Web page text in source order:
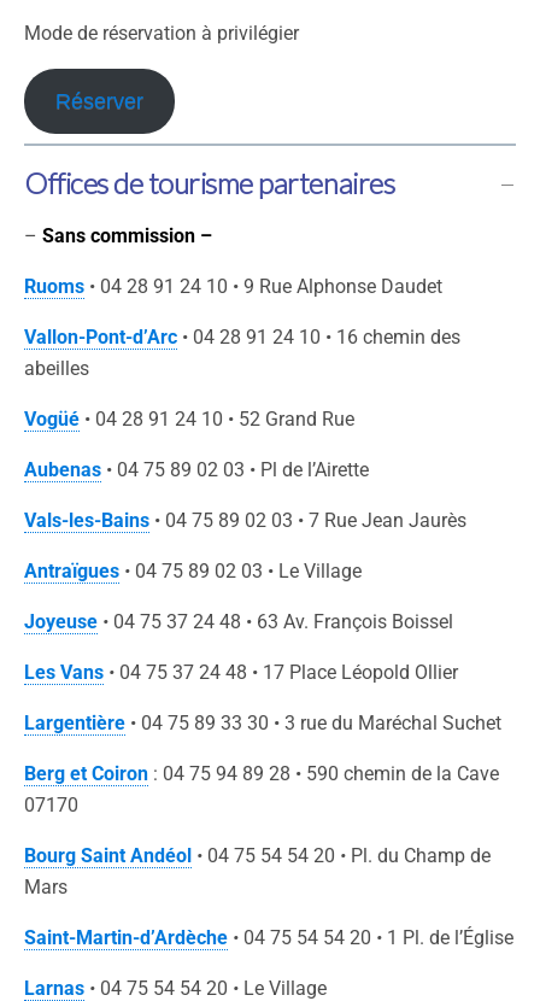
Mode de réservation à privilégier
Réserver
Offices de tourisme partenaires
– Sans commission –
Ruoms • 04 28 91 24 10 • 9 Rue Alphonse Daudet
Vallon-Pont-d’Arc • 04 28 91 24 10 • 16 chemin des
abeilles
Vogüé • 04 28 91 24 10 • 52 Grand Rue
Aubenas • 04 75 89 02 03 • Pl de l’Airette
Vals-les-Bains • 04 75 89 02 03 • 7 Rue Jean Jaurès
Antraïgues • 04 75 89 02 03 • Le Village
Joyeuse • 04 75 37 24 48 • 63 Av. François Boissel
Les Vans • 04 75 37 24 48 • 17 Place Léopold Ollier
Largentière • 04 75 89 33 30 • 3 rue du Maréchal Suchet
Berg et Coiron : 04 75 94 89 28 • 590 chemin de la Cave
07170
Bourg Saint Andéol • 04 75 54 54 20 • Pl. du Champ de
Mars
Saint-Martin-d’Ardèche • 04 75 54 54 20 • 1 Pl. de l’Église
Larnas • 04 75 54 54 20 • Le Village